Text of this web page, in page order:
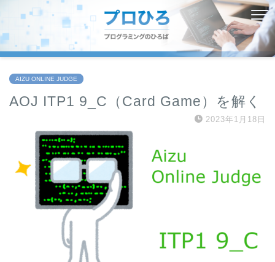
AIZU ONLINE JUDGE
AOJ ITP1 9_C（Card Game）を解く
2023年1月18日